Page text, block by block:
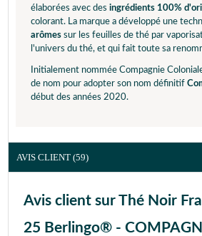
élaborées avec des ingrédients 100%
colorant. La marque a développé une
arômes sur les feuilles de thé par
l'univers du thé, et qui fait toute sa
Initialement nommée Compagnie
de nom pour adopter son nom définitif
début des années 2020.
AVIS CLIENT (59)
Avis client sur Thé Noir
25 Berlingo® -